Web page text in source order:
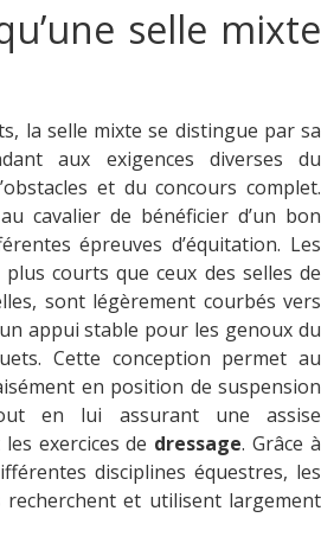
selle mixte
la selle mixte se distingue par sa
aux exigences diverses du
et du concours complet.
cavalier de bénéficier d’un bon
épreuves d’équitation. Les
courts que ceux des selles de
sont légèrement courbés vers
appui stable pour les genoux du
Cette conception permet au
en position de suspension
en lui assurant une assise
exercices de dressage. Grâce à
disciplines équestres, les
recherchent et utilisent largement